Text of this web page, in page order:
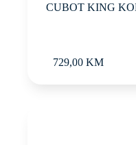
CUBOT KING
729,00 KM